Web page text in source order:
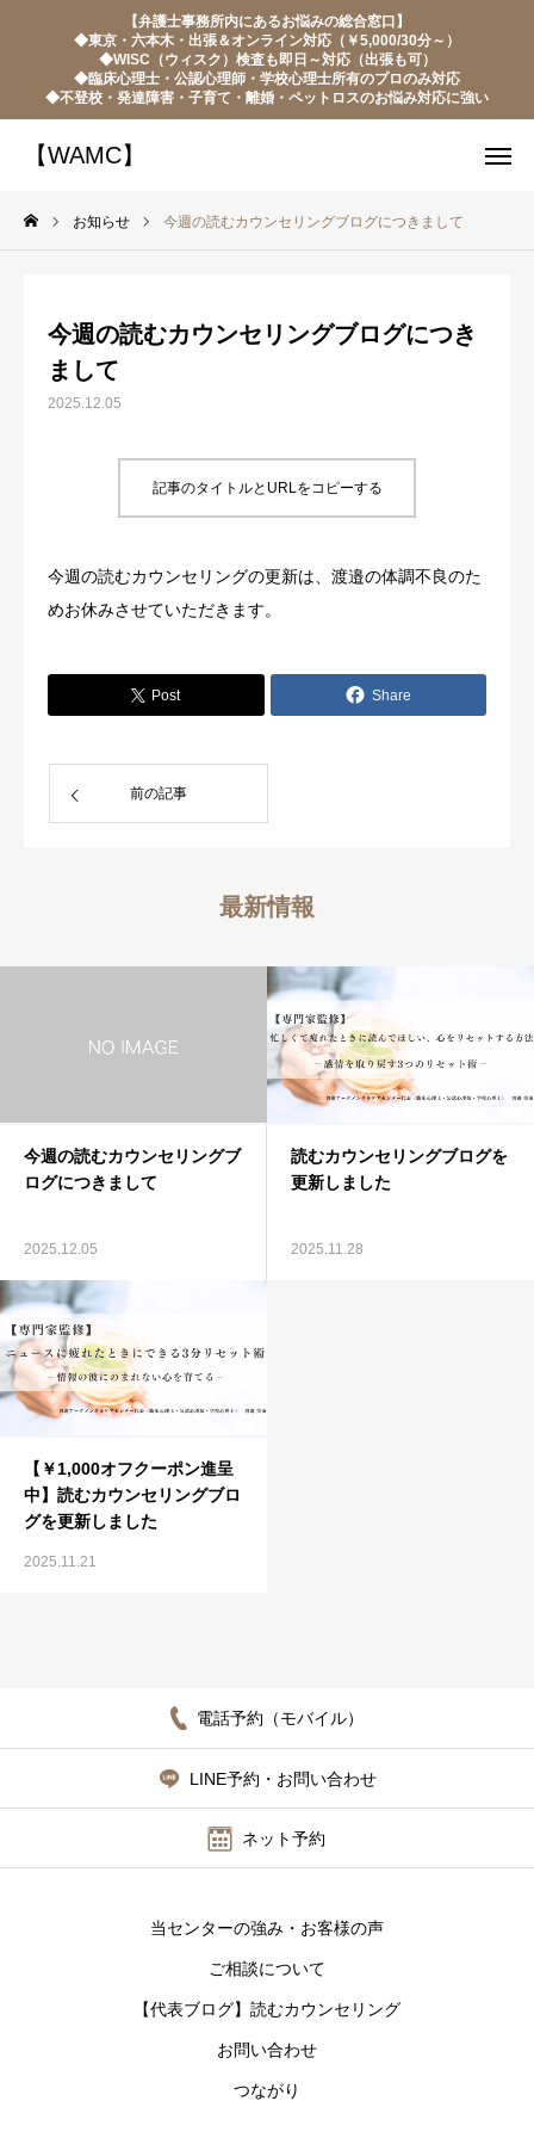
【弁護士事務所内にあるお悩みの総合窓口】
◆東京・六本木・出張＆オンライン対応（￥5,000/30分～）
◆WISC（ウィスク）検査も即日～対応（出張も可）
◆臨床心理士・公認心理師・学校心理士所有のプロのみ対応
◆不登校・発達障害・子育て・離婚・ペットロスのお悩み対応に強い
【WAMC】
お知らせ 今週の読むカウンセリングブログにつきまして
今週の読むカウンセリングブログにつき
まして
2025.12.05
記事のタイトルとURLをコピーする
今週の読むカウンセリングの更新は、渡邉の体調不良のた
めお休みさせていただきます。
Post Share
前の記事
最新情報
今週の読むカウンセリングブ
ログにつきまして
2025.12.05
読むカウンセリングブログを
更新しました
2025.11.28
【￥1,000オフクーポン進呈
中】読むカウンセリングブロ
グを更新しました
2025.11.21
電話予約（モバイル）
LINE予約・お問い合わせ
ネット予約
当センターの強み・お客様の声
ご相談について
【代表ブログ】読むカウンセリング
お問い合わせ
つながり
【WAMC】
電話予約（モバイルのみ） LINE予約・お問い合わせ
ネット予約・お問い合わせ
ご相談について
【代表ブログ】読むカウンセリング
お問い合わせ